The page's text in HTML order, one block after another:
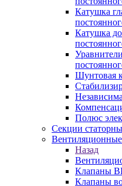
Катушка
Катушка
Шунтовая
Полюс
Секции
Назад
Клапаны
Клапаны